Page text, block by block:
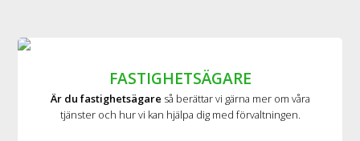
FASTIGHETSÄGARE
Är du fastighetsägare så berättar vi gärna mer om våra
tjänster och hur vi kan hjälpa dig med förvaltningen.